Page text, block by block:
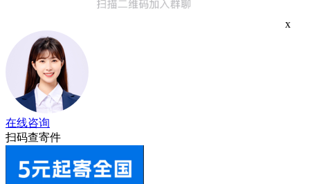
x
在线咨询
扫码查寄件